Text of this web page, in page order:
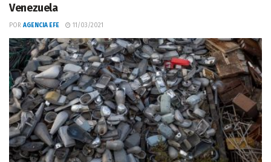
Venezuela
POR AGENCIA EFE 11/03/2021